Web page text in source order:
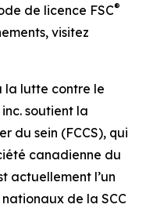
de licence FSC®
visitez
la lutte contre le
soutient la
du sein (FCCS), qui
canadienne du
actuellement l’un
de la SCC